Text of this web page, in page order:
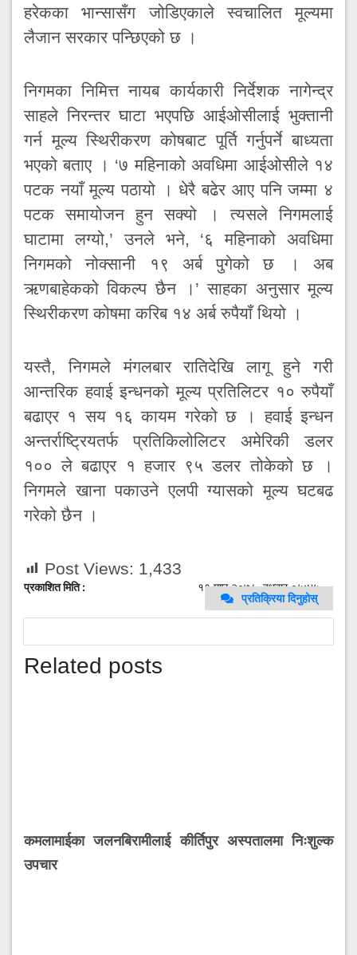
हरेकका भान्सासँग जोडिएकाले स्वचालित मूल्यमा
लैजान सरकार पन्छिएको छ ।
निगमका निमित्त नायब कार्यकारी निर्देशक नागेन्द्र
साहले निरन्तर घाटा भएपछि आईओसीलाई भुक्तानी
गर्न मूल्य स्थिरीकरण कोषबाट पूर्ति गर्नुपर्ने बाध्यता
भएको बताए । ‘७ महिनाको अवधिमा आईओसीले १४
पटक नयाँ मूल्य पठायो । धेरै बढेर आए पनि जम्मा ४
पटक समायोजन हुन सक्यो । त्यसले निगमलाई
घाटामा लग्यो,’ उनले भने, ‘६ महिनाको अवधिमा
निगमको नोक्सानी १९ अर्ब पुगेको छ । अब
ऋणबाहेकको विकल्प छैन ।’ साहका अनुसार मूल्य
स्थिरीकरण कोषमा करिब १४ अर्ब रुपैयाँ थियो ।
यस्तै, निगमले मंगलबार रातिदेखि लागू हुने गरी
आन्तरिक हवाई इन्धनको मूल्य प्रतिलिटर १० रुपैयाँ
बढाएर १ सय १६ कायम गरेको छ । हवाई इन्धन
अन्तर्राष्ट्रियतर्फ प्रतिकिलोलिटर अमेरिकी डलर
१०० ले बढाएर १ हजार ९५ डलर तोकेको छ ।
निगमले खाना पकाउने एलपी ग्यासको मूल्य घटबढ
गरेको छैन ।
Post Views: 1,433
प्रकाशित मिति : १९ माघ २०७८, बुधबार ०५:४५
प्रतिक्रिया दिनुहोस्
Related posts
कमलामाईका जलनबिरामीलाई कीर्तिपुर अस्पतालमा निःशुल्क
उपचार